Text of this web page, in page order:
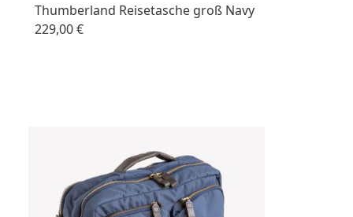
Thumberland Reisetasche groß Navy
229,00 €